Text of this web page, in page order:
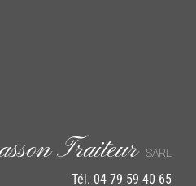
Traiteur SARL
Tél. 04 79 59 40 65